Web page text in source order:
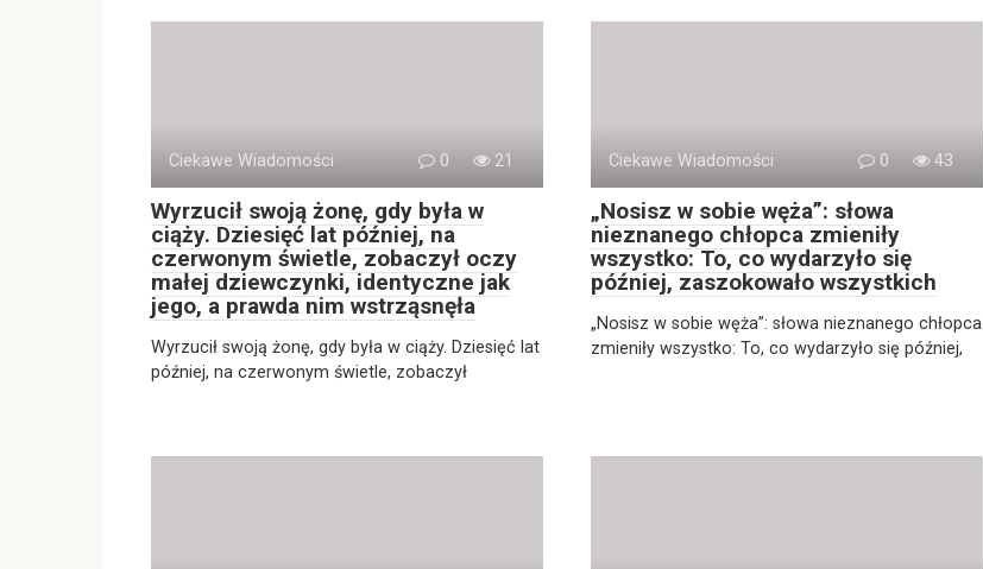
Ciekawe Wiadomości 0 21
Wyrzucił swoją żonę, gdy była w
ciąży. Dziesięć lat później, na
czerwonym świetle, zobaczył oczy
małej dziewczynki, identyczne jak
jego, a prawda nim wstrząsnęła
Wyrzucił swoją żonę, gdy była w ciąży. Dziesięć lat
później, na czerwonym świetle, zobaczył
Ciekawe Wiadomości 0 43
„Nosisz w sobie węża”: słowa
nieznanego chłopca zmieniły
wszystko: To, co wydarzyło się
później, zaszokowało wszystkich
„Nosisz w sobie węża”: słowa nieznanego chłopca
zmieniły wszystko: To, co wydarzyło się później,